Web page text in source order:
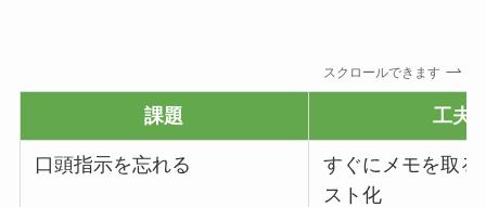
スクロールできます
課題 工夫
口頭指示を忘れる
すぐにメモを取る
スト化